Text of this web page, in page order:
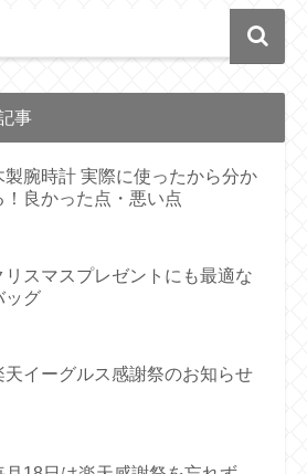
事
製腕時計 実際に使ったから分か
！良かった点・悪い点
リスマスプレゼントにも最適な
ッグ
天イーグルス感謝祭のお知らせ